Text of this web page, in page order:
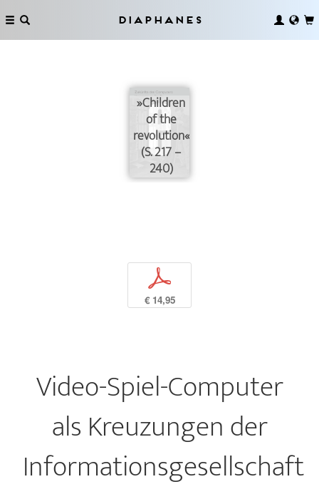
Diaphanes
»Children
of the
revolution«
(S. 217 –
240)
p
€ 14,95
Video-Spiel-Computer
als Kreuzungen der
Informationsgesellschaft